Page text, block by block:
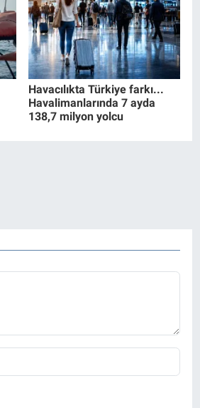
Havacılıkta Türkiye farkı...
Havalimanlarında 7 ayda
138,7 milyon yolcu